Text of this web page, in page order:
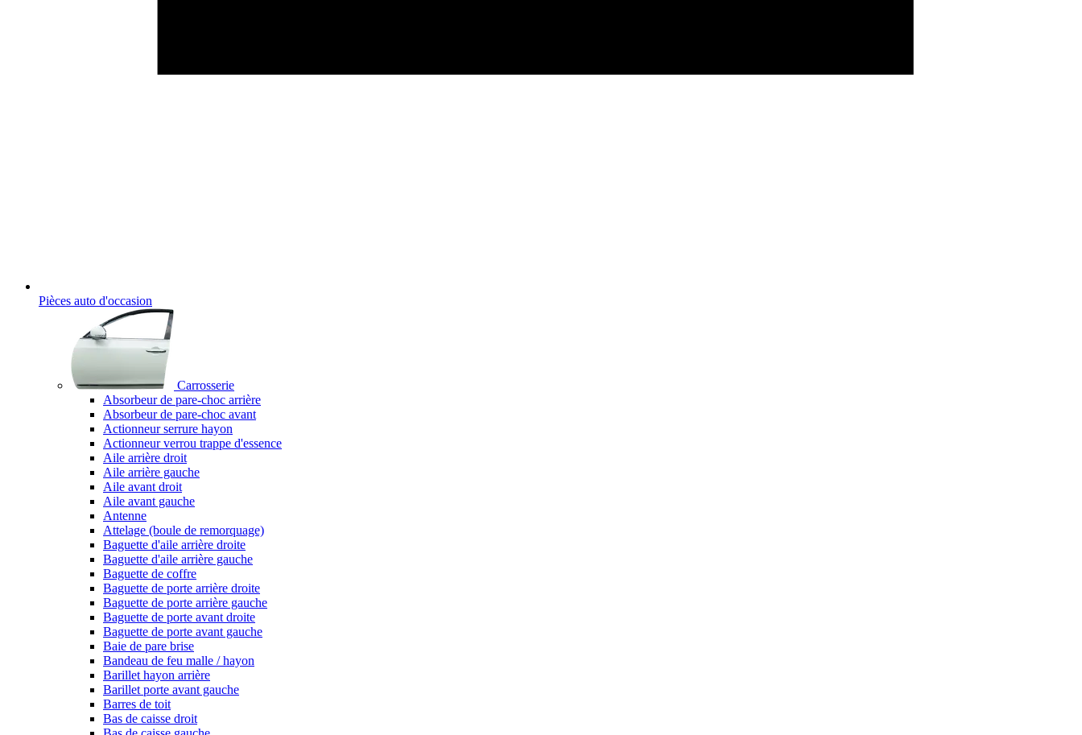
Pièces auto d'occasion
Carrosserie
Absorbeur de pare-choc arrière
Absorbeur de pare-choc avant
Actionneur serrure hayon
Actionneur verrou trappe d'essence
Aile arrière droit
Aile arrière gauche
Aile avant droit
Aile avant gauche
Antenne
Attelage (boule de remorquage)
Baguette d'aile arrière droite
Baguette d'aile arrière gauche
Baguette de coffre
Baguette de porte arrière droite
Baguette de porte arrière gauche
Baguette de porte avant droite
Baguette de porte avant gauche
Baie de pare brise
Bandeau de feu malle / hayon
Barillet hayon arrière
Barillet porte avant gauche
Barres de toit
Bas de caisse droit